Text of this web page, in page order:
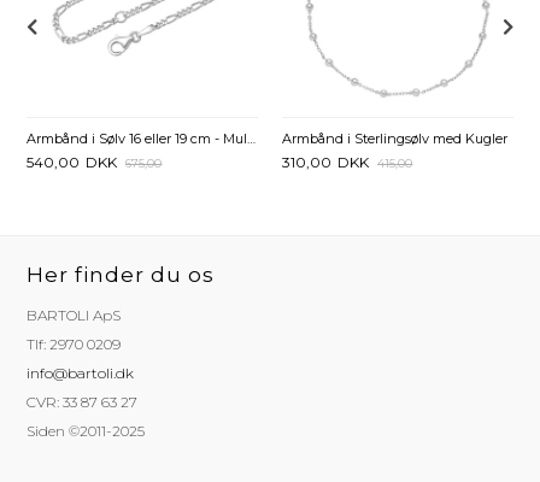
Armbånd i Sølv 16 eller 19 cm - Mulighed for gravering
540,00 DKK 675,00
Armbånd i Sterlingsølv med Kugler
310,00 DKK 415,00
Her finder du os
BARTOLI ApS
Tlf: 2970 0209
info@bartoli.dk
CVR: 33 87 63 27
Siden ©2011-2025